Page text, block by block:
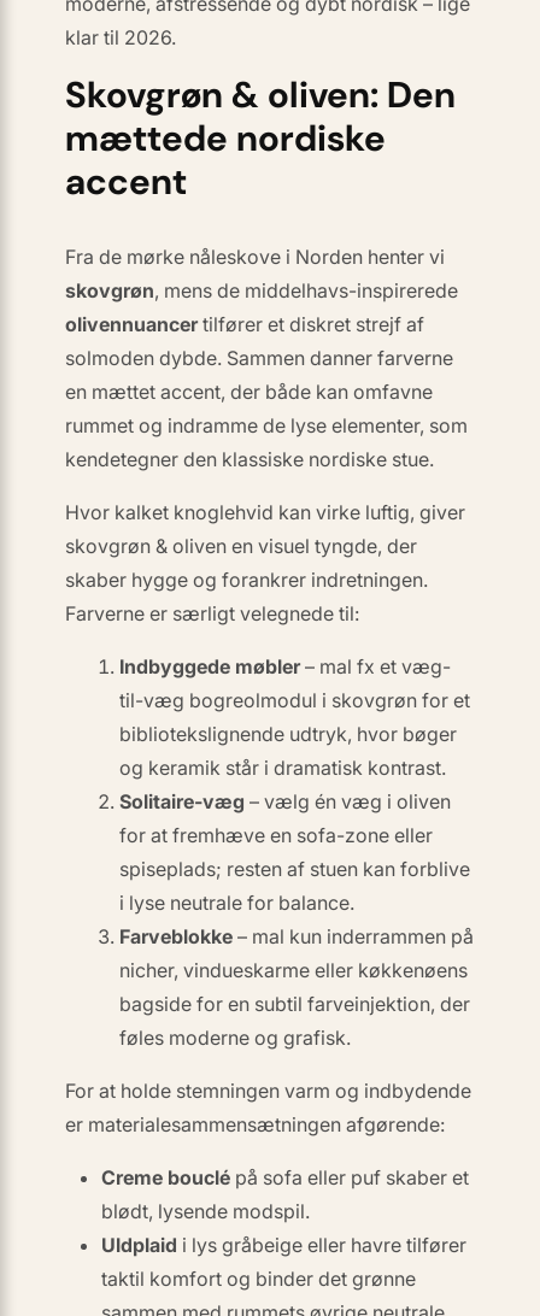
klar til 2026.
Skovgrøn & oliven: Den
mættede nordiske
accent
Fra de mørke nåleskove i Norden henter vi
skovgrøn, mens de middelhavs-inspirerede
olivennuancertilfører et diskret strejf af
solmoden dybde. Sammen danner farverne
en mættet accent, der både kan omfavne
rummet og indramme de lyse elementer, som
kendetegner den klassiske nordiske stue.
Hvor kalket knoglehvid kan virke luftig, giver
skovgrøn & oliven envisuel tyngde, der
skaber hygge og forankrer indretningen.
Farverne er særligt velegnede til:
Indbyggede møbler– mal fx et væg-
til-væg bogreolmodul i skovgrøn for et
bibliotekslignende udtryk, hvor bøger
og keramik står i dramatisk kontrast.
Solitaire-væg – vælg én væg i oliven
for at fremhæve en sofa-zone eller
spiseplads; resten af stuen kan forblive
i lyse neutrale for balance.
Farveblokke – mal kun inderrammen på
nicher, vindueskarme eller køkkenøens
bagside for en subtil farveinjektion, der
føles moderne og grafisk.
For at holde stemningen varm og indbydende
er materialesammensætningen afgørende:
Creme bouclé på sofa eller puf skaber et
blødt, lysende modspil.
Uldplaid i lys gråbeige eller havre tilfører
taktil komfort og binder det grønne